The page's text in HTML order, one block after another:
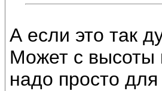
А если это так
Может с высоты
надо просто